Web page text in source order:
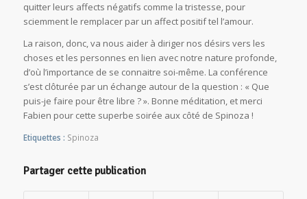
quitter leurs affects négatifs comme la tristesse, pour
sciemment le remplacer par un affect positif tel l’amour.
La raison, donc, va nous aider à diriger nos désirs vers les
choses et les personnes en lien avec notre nature profonde,
d’où l’importance de se connaitre soi-même. La conférence
s’est clôturée par un échange autour de la question : « Que
puis-je faire pour être libre ? ». Bonne méditation, et merci
Fabien pour cette superbe soirée aux côté de Spinoza !
Etiquettes : Spinoza
Partager cette publication